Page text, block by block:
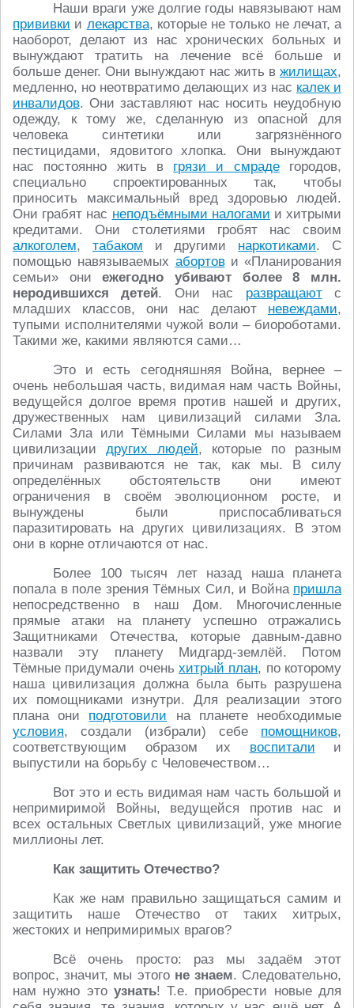
Наши враги уже долгие годы навязывают нам
прививки и лекарства, которые не только не лечат, а
наоборот, делают из нас хронических больных и
вынуждают тратить на лечение всё больше и
больше денег. Они вынуждают нас жить в жилищах,
медленно, но неотвратимо делающих из нас калек и
инвалидов. Они заставляют нас носить неудобную
одежду, к тому же, сделанную из опасной для
человека синтетики или загрязнённого
пестицидами, ядовитого хлопка. Они вынуждают
нас постоянно жить в грязи и смрадегородов,
специально спроектированных так, чтобы
приносить максимальный вред здоровью людей.
Они грабят нас неподъёмными налогами и хитрыми
кредитами. Они столетиями гробят нас своим
алкоголем, табаком и другими наркотиками. С
помощью навязываемых абортови «Планирования
семьи» ониежегодно убивают более 8 млн.
неродившихся детей. Они нас развращаютс
младших классов, они нас делают невеждами,
тупыми исполнителями чужой воли – биороботами.
Такими же, какими являются сами…
Это и есть сегодняшняя Война, вернее –
очень небольшая часть, видимая нам часть Войны,
ведущейся долгое время против нашей и других,
дружественных нам цивилизаций силами Зла.
Силами Зла или Тёмными Силами мы называем
цивилизации других людей, которые по разным
причинам развиваются не так, как мы. В силу
определённых обстоятельств они имеют
ограничения в своём эволюционном росте, и
вынуждены были приспосабливаться
паразитировать на других цивилизациях. В этом
они в корне отличаются от нас.
Более 100 тысяч лет назад наша планета
попала в поле зрения Тёмных Сил, и Война пришла
непосредственно в наш Дом. Многочисленные
прямые атаки на планету успешно отражались
Защитниками Отечества, которые давным-давно
назвали эту планету Мидгард-землёй. Потом
Тёмные придумали очень хитрый план, по которому
наша цивилизация должна была быть разрушена
их помощниками изнутри. Для реализации этого
плана они подготовили на планете необходимые
условия, создали (избрали) себе помощников,
соответствующим образом их воспитали и
выпустили на борьбу с Человечеством…
Вот это и есть видимая нам часть большой и
непримиримой Войны, ведущейся против нас и
всех остальных Светлых цивилизаций, уже многие
миллионы лет.
Как защитить Отечество?
Как же нам правильно защищаться самим и
защитить наше Отечество от таких хитрых,
жестоких и непримиримых врагов?
Всё очень просто: раз мы задаём этот
вопрос, значит, мы этого не знаем. Следовательно,
нам нужно это узнать! Т.е. приобрести новые для